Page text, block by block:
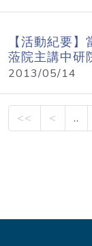
【活動紀要
蒞院主講中研
2013/05/14
<< < ..